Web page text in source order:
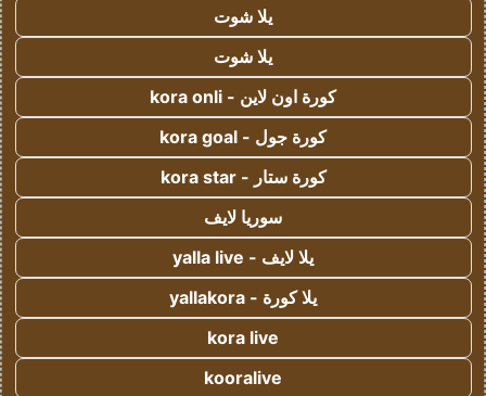
يلا شوت
يلا شوت
كورة اون لاين - kora onli
كورة جول - kora goal
كورة ستار - kora star
سوريا لايف
يلا لايف - yalla live
يلا كورة - yallakora
kora live
kooralive